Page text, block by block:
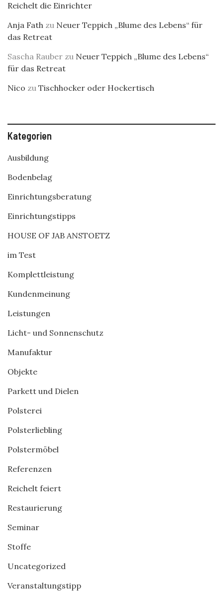
Reichelt die Einrichter
Anja Fath zu Neuer Teppich „Blume des Lebens“ für
das Retreat
Sascha Rauber zu Neuer Teppich „Blume des Lebens“
für das Retreat
Nico zu Tischhocker oder Hockertisch
Kategorien
Ausbildung
Bodenbelag
Einrichtungsberatung
Einrichtungstipps
HOUSE OF JAB ANSTOETZ
im Test
Komplettleistung
Kundenmeinung
Leistungen
Licht- und Sonnenschutz
Manufaktur
Objekte
Parkett und Dielen
Polsterei
Polsterliebling
Polstermöbel
Referenzen
Reichelt feiert
Restaurierung
Seminar
Stoffe
Uncategorized
Veranstaltungstipp